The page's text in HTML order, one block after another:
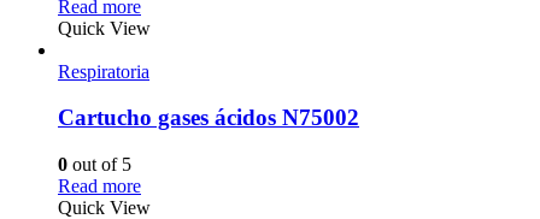
Read more
Quick View
Respiratoria
Cartucho gases ácidos N75002
0 out of 5
Read more
Quick View